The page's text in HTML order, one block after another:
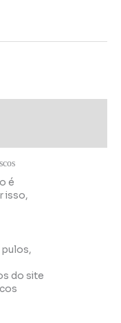
é
isso,
do site